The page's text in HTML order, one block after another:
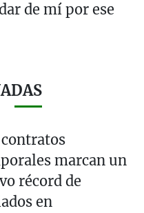
de mí por ese
marcan un
récord de
en